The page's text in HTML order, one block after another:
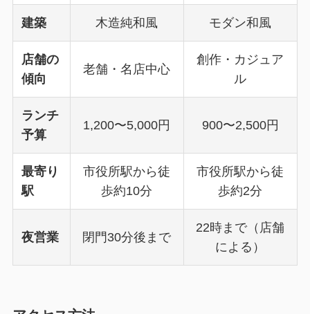
建築 木造純和風 モダン和風
店舗の
傾向
老舗・名店中心
創作・カジュア
ル
ランチ
予算
1,200〜5,000円 900〜2,500円
最寄り
駅
市役所駅から徒
歩約10分
市役所駅から徒
歩約2分
夜営業 閉門30分後まで
22時まで（店舗
による）